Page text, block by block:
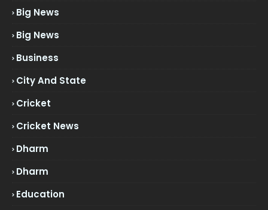
Big News
Big News
Business
City And State
Cricket
Cricket News
Dharm
Dharm
Education